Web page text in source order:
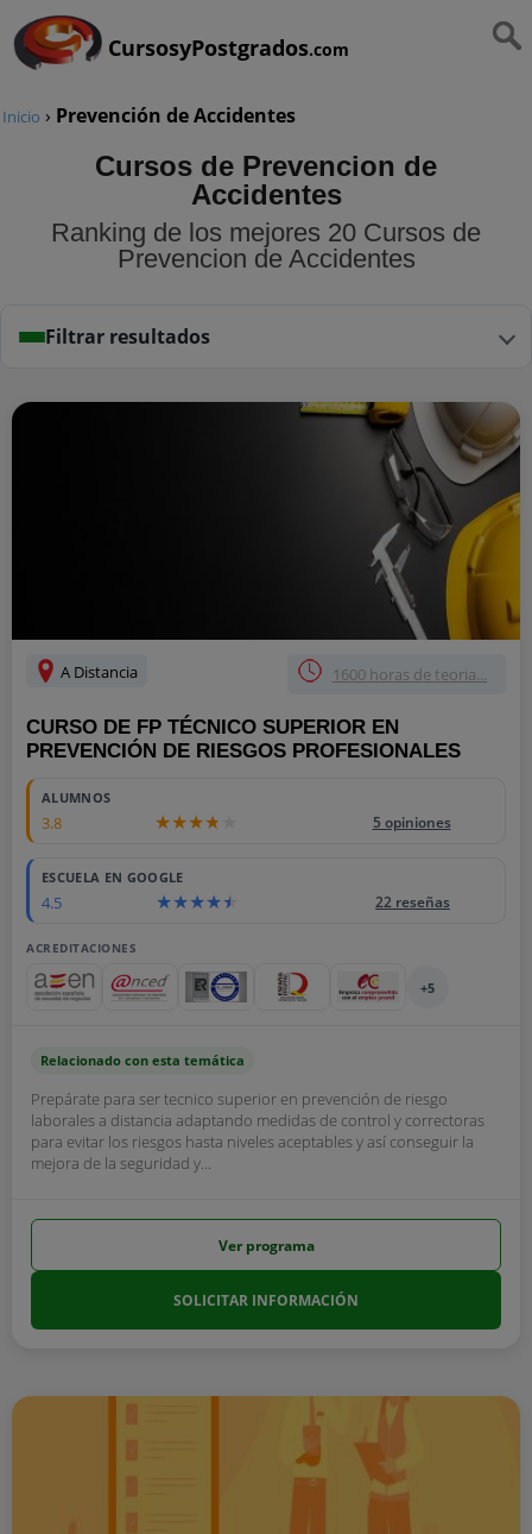
CursosyPostgrados.com
Inicio › Prevención de Accidentes
Cursos de Prevencion de
Accidentes
Ranking de los mejores 20 Cursos de
Prevencion de Accidentes
Filtrar resultados
A Distancia 1600 horas de teoria...
CURSO DE FP TÉCNICO SUPERIOR EN
PREVENCIÓN DE RIESGOS PROFESIONALES
ALUMNOS
3.8 5 opiniones
ESCUELA EN GOOGLE
4.5 22 reseñas
ACREDITACIONES
+5
Relacionado con esta temática
Prepárate para ser tecnico superior en prevención de riesgo
laborales a distancia adaptando medidas de control y correctoras
para evitar los riesgos hasta niveles aceptables y así conseguir la
mejora de la seguridad y...
Ver programa
SOLICITAR INFORMACIÓN